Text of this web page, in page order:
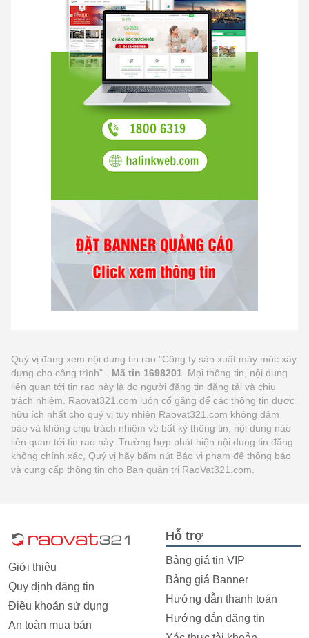
Quý vị đang xem nội dung tin rao "Công ty sản xuất máy móc xây
dựng cho công trình" - Mã tin 1698201 . Mọi thông tin, nội dung
liên quan tới tin rao này là do người đăng tin đăng tải và chịu
trách nhiệm. Raovat321.com luôn cố gắng để các thông tin được
hữu ích nhất cho quý vị tuy nhiên Raovat321.com không đảm
bảo và không chịu trách nhiệm về bất kỳ thông tin, nội dung nào
liên quan tới tin rao này. Trường hợp phát hiện nội dung tin đăng
không chính xác, Quý vị hãy bấm nút Báo vi phạm để thông báo
và cung cấp thông tin cho Ban quản trị RaoVat321.com.
Giới thiệu
Quy định đăng tin
Điều khoản sử dụng
An toàn mua bán
Hỗ trợ
Bảng giá tin VIP
Bảng giá Banner
Hướng dẫn thanh toán
Hướng dẫn đăng tin